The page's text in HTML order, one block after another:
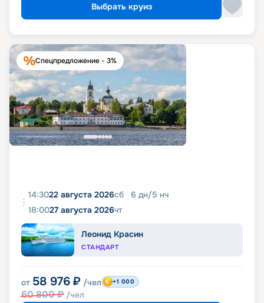
Выбрать круиз
Спецпредложение - 3%
14:3022 августа 2026сб 6 дн/5 нч
18:0027 августа 2026чт
Леонид Красин
СТАНДАРТ
от 58 976 ₽ /чел
60 800₽ /чел
+1 000